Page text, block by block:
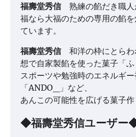
福壽堂秀信熟練の餡だき職人
福なら大福のための専用の餡
ています。
福壽堂秀信和洋の枠にとらわ
想で自家製餡を使った菓子「
スポーツや勉強時のエネルギ
「ANDO_」など、
あんこの可能性を広げる菓子作
◆福壽堂秀信ユーザー